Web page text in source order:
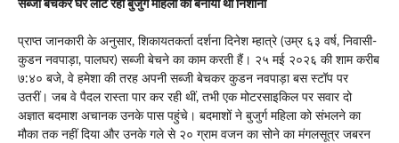
सब्जी बेचकर घर लौट रही बुजुर्ग महिला को बनाया था निशाना
प्राप्त जानकारी के अनुसार, शिकायतकर्ता दर्शना दिनेश म्हात्रे (उम्र ६३ वर्ष, निवासी-
कुडन नवपाड़ा, पालघर) सब्जी बेचने का काम करती हैं। २५ मई २०२६ की शाम करीब
७:४० बजे, वे हमेशा की तरह अपनी सब्जी बेचकर कुडन नवपाड़ा बस स्टॉप पर
उतरीं। जब वे पैदल रास्ता पार कर रही थीं, तभी एक मोटरसाइकिल पर सवार दो
अज्ञात बदमाश अचानक उनके पास पहुंचे। बदमाशों ने बुजुर्ग महिला को संभलने का
मौका तक नहीं दिया और उनके गले से २० ग्राम वजन का सोने का मंगलसूत्र जबरन